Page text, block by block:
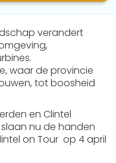
verandert
waar de provincie
tot boosheid
en Clintel
nu de handen
on Tour op 4 april